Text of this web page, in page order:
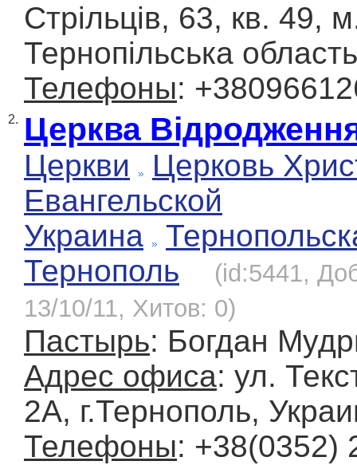
Стрільців, 63, кв. 49,
Тернопільська область
Телефоны:
2. Церква
Церкви
Церковь
Евангельской
Украина
Тернополь
(id:5441,
13/10/11, Хитов: 0)
Пастырь: Богдан
Адрес офиса: ул.
2A, г.Тернополь,
Телефоны: +38(0352)